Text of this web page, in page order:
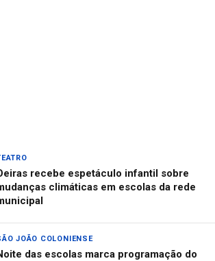
recebe espetáculo infantil sobre
climáticas em escolas da rede
JOÃO COLONIENSE
das escolas marca programação do